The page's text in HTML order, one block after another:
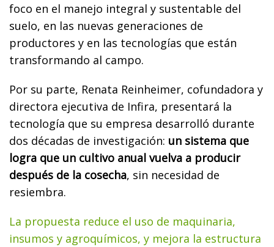
foco en el manejo integral y sustentable del
suelo, en las nuevas generaciones de
productores y en las tecnologías que están
transformando al campo.
Por su parte, Renata Reinheimer, cofundadora y
directora ejecutiva de Infira, presentará la
tecnología que su empresa desarrolló durante
dos décadas de investigación: un sistema que
logra que un cultivo anual vuelva a producir
después de la cosecha, sin necesidad de
resiembra.
La propuesta reduce el uso de maquinaria,
insumos y agroquímicos, y mejora la estructura